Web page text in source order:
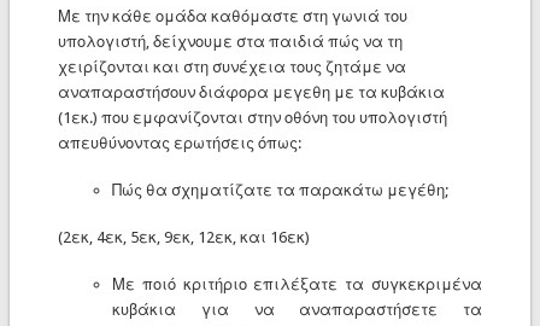
Με την κάθε ομάδα καθόμαστε στη γωνιά του
υπολογιστή, δείχνουμε στα παιδιά πώς να τη
χειρίζονται και στη συνέχεια τους ζητάμε να
αναπαραστήσουν διάφορα μεγεθη με τα κυβάκια
(1εκ.) που εμφανίζονται στην οθόνη του υπολογιστή
απευθύνοντας ερωτήσεις όπως:
Πώς θα σχηματίζατε τα παρακάτω μεγέθη;
(2εκ, 4εκ, 5εκ, 9εκ, 12εκ, και 16εκ)
Με ποιό κριτήριο επιλέξατε τα συγκεκριμένα
κυβάκια για να αναπαραστήσετε τα